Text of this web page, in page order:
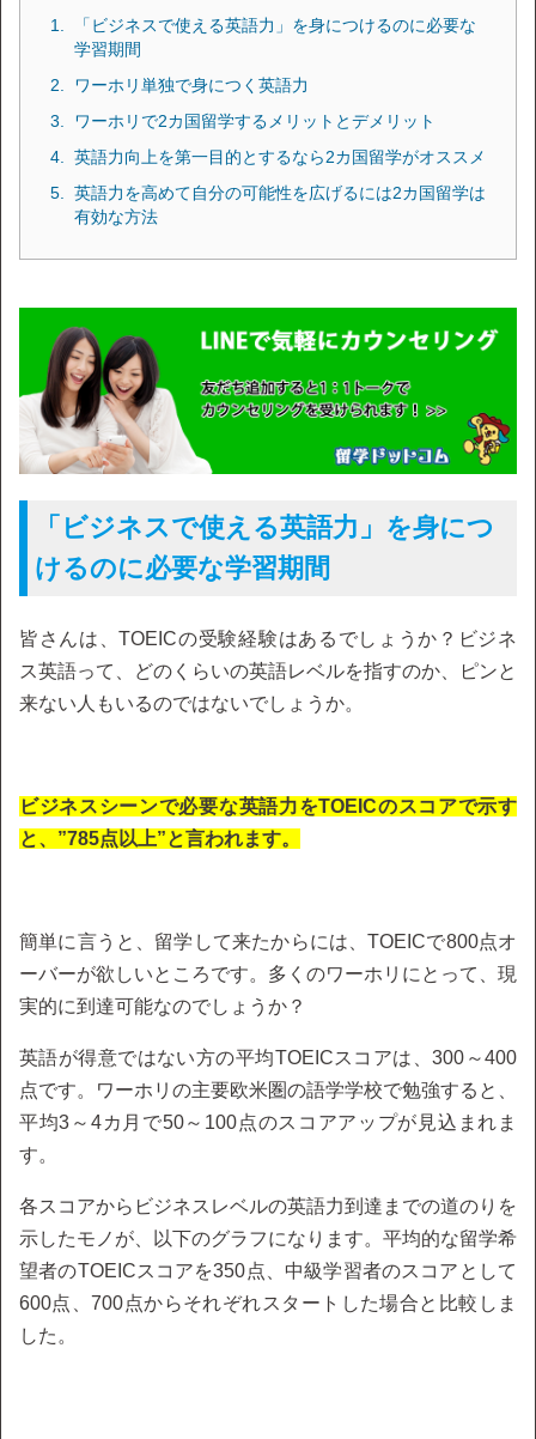
「ビジネスで使える英語力」を身につけるのに必要な
学習期間
ワーホリ単独で身につく英語力
ワーホリで2カ国留学するメリットとデメリット
英語力向上を第一目的とするなら2カ国留学がオススメ
英語力を高めて自分の可能性を広げるには2カ国留学は
有効な方法
「ビジネスで使える英語力」を身につ
けるのに必要な学習期間
皆さんは、TOEICの受験経験はあるでしょうか？ビジネ
ス英語って、どのくらいの英語レベルを指すのか、ピンと
来ない人もいるのではないでしょうか。
ビジネスシーンで必要な英語力をTOEICのスコアで示す
と、”785点以上”と言われます。
簡単に言うと、留学して来たからには、TOEICで800点オ
ーバーが欲しいところです。多くのワーホリにとって、現
実的に到達可能なのでしょうか？
英語が得意ではない方の平均TOEICスコアは、300～400
点です。ワーホリの主要欧米圏の語学学校で勉強すると、
平均3～4カ月で50～100点のスコアアップが見込まれま
す。
各スコアからビジネスレベルの英語力到達までの道のりを
示したモノが、以下のグラフになります。平均的な留学希
望者のTOEICスコアを350点、中級学習者のスコアとして
600点、700点からそれぞれスタートした場合と比較しま
した。